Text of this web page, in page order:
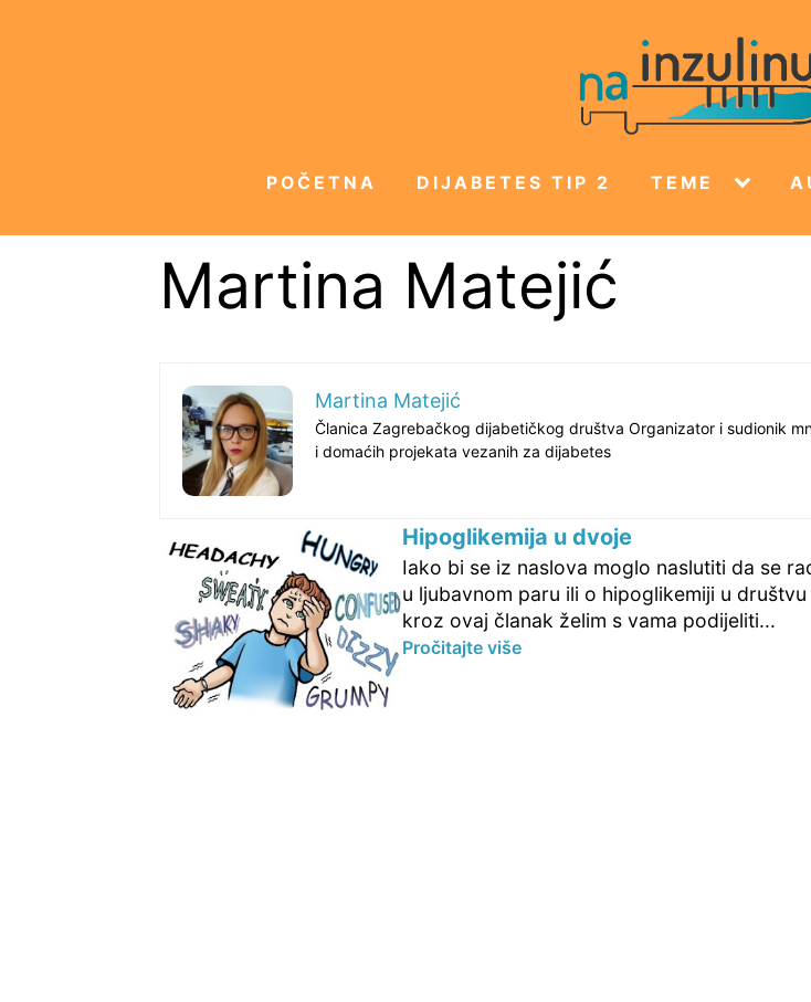
POČETNA DIJABETES TIP 2 TEME
Martina Matejić
Martina Matejić
Članica Zagrebačkog dijabetičkog društva Organizator i sudionik
i domaćih projekata vezanih za dijabetes
Hipoglikemija u dvoje
Iako bi se iz naslova moglo naslutiti da se
u ljubavnom paru ili o hipoglikemiji u
kroz ovaj članak želim s vama podijeliti...
Pročitajte više